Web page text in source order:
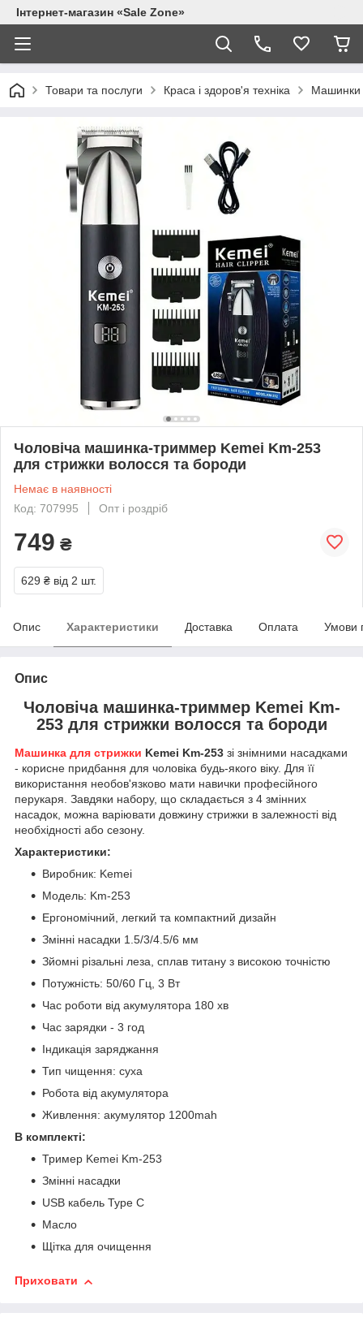
Інтернет-магазин «Sale Zone»
Товари та послуги Краса і здоров'я техніка Машинки
Чоловіча машинка-триммер Kemei Km-253
для стрижки волосся та бороди
Немає в наявності
Код: 707995
Опт і роздріб
749 ₴
629 ₴ від 2 шт.
Опис Характеристики Доставка Оплата Умови
Опис
Чоловіча машинка-триммер Kemei Km-
253 для стрижки волосся та бороди
Машинка для стрижки Kemei Km-253 зі знімними насадками
- корисне придбання для чоловіка будь-якого віку. Для її
використання необов'язково мати навички професійного
перукаря. Завдяки набору, що складається з 4 змінних
насадок, можна варіювати довжину стрижки в залежності від
необхідності або сезону.
Характеристики:
Виробник: Kemei
Модель: Km-253
Ергономічний, легкий та компактний дизайн
Змінні насадки 1.5/3/4.5/6 мм
Зйомні різальні леза, сплав титану з високою точністю
Потужність: 50/60 Гц, 3 Вт
Час роботи від акумулятора 180 хв
Час зарядки - 3 год
Індикація заряджання
Тип чищення: суха
Робота від акумулятора
Живлення: акумулятор 1200mah
В комплекті:
Тример Kemei Km-253
Змінні насадки
USB кабель Type C
Масло
Щітка для очищення
Приховати